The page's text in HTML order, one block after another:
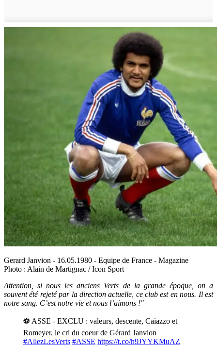
Gerard Janvion - 16.05.1980 - Equipe de France - Magazine
Photo : Alain de Martignac / Icon Sport
Attention, si nous les anciens Verts de la grande époque, on a
souvent été rejeté par la direction actuelle, ce club est en nous. Il est
notre sang. C’est notre vie et nous l’aimons !"
⚽️ ASSE - EXCLU : valeurs, descente, Caïazzo et
Romeyer, le cri du coeur de Gérard Janvion
#AllezLesVerts #ASSE https://t.co/h9JYYKMuAZ